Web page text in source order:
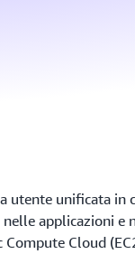
utente unificata in
applicazioni e
Cloud